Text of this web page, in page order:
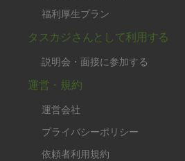
福利厚生プラン
タスカジさんとして利用する
説明会・面接に参加する
運営・規約
運営会社
プライバシーポリシー
依頼者利用規約